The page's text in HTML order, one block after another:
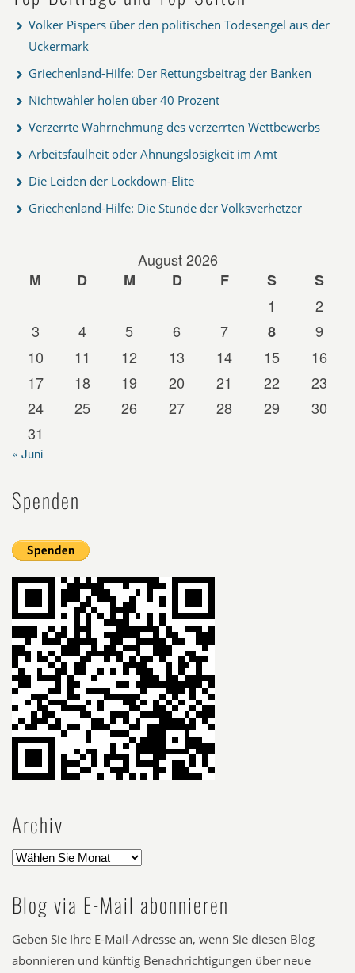
Volker Pispers über den politischen Todesengel aus der
Uckermark
Griechenland-Hilfe: Der Rettungsbeitrag der Banken
Nichtwähler holen über 40 Prozent
Verzerrte Wahrnehmung des verzerrten Wettbewerbs
Arbeitsfaulheit oder Ahnungslosigkeit im Amt
Die Leiden der Lockdown-Elite
Griechenland-Hilfe: Die Stunde der Volksverhetzer
August 2026
M
D M D F S
S
1
2
3
4 5 6 7 8
9
10
11 12 13 14 15
16
17
18 19 20 21 22
23
24
25 26 27 28 29
30
31
« Juni
Spenden
Archiv
Blog via E-Mail abonnieren
Geben Sie Ihre E-Mail-Adresse an, wenn Sie diesen Blog
abonnieren und künftig Benachrichtigungen über neue